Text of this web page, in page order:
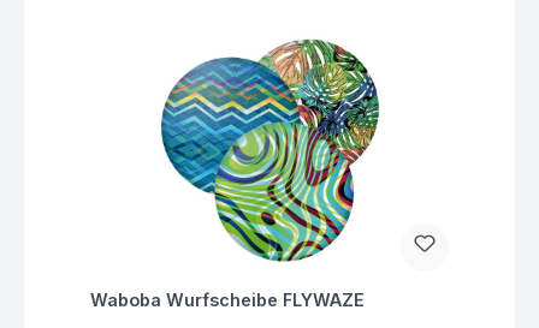
Fragen zum Artikel
Waboba Wurfscheibe FLYWAZE